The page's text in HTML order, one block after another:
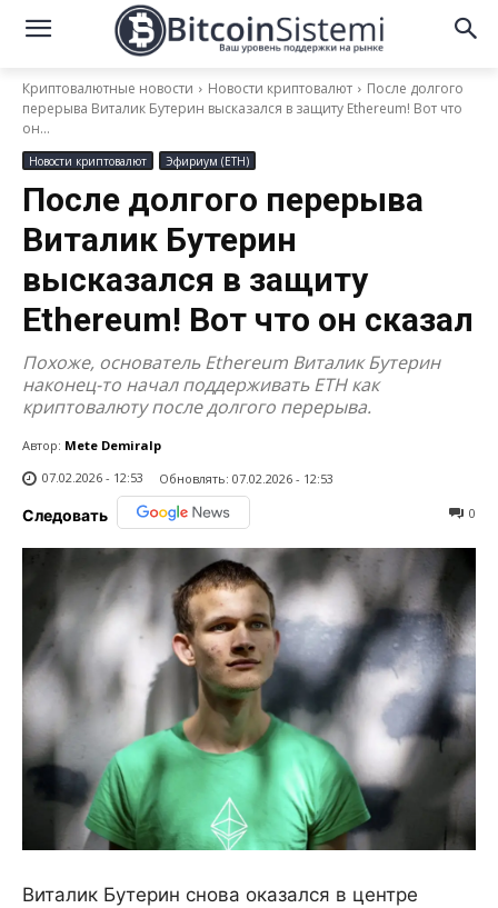
Криптовалютные новости Новости криптовалют
После долгого
перерыва Виталик Бутерин высказался в защиту Ethereum! Вот что
он...
Новости криптовалют Эфириум (ETH)
После долгого перерыва
Виталик Бутерин
высказался в защиту
Ethereum! Вот что он сказал
Похоже, основатель Ethereum Виталик Бутерин
наконец-то начал поддерживать ETH как
криптовалюту после долгого перерыва.
Автор: Mete Demiralp
07.02.2026 - 12:53
Обновлять: 07.02.2026 - 12:53
Следовать 0
Виталик Бутерин снова оказался в центре